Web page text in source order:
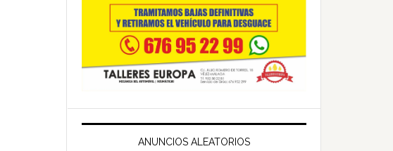
ANUNCIOS ALEATORIOS